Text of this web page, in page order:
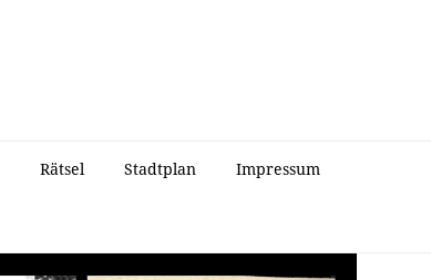
Rätsel Stadtplan Impressum